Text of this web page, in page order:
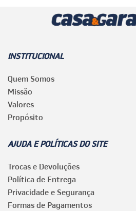
INSTITUCIONAL
Quem Somos
Missão
Valores
Propósito
AJUDA E POLÍTICAS DO SITE
Trocas e Devoluções
Política de Entrega
Privacidade e Segurança
Formas de Pagamentos